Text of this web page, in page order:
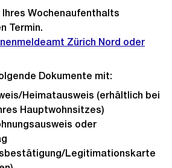
Ihres Wochenaufenthalts
Termin.
Zürich Nord oder
Dokumente mit:
Heimatausweis (erhältlich bei
Hauptwohnsitzes)
oder
Legitimationskarte